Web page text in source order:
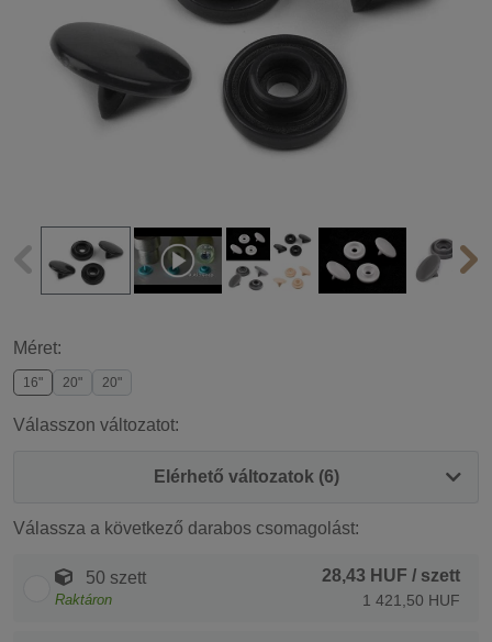
Méret:
16" 20" 20"
Válasszon változatot:
Elérhető változatok (6)
Válassza a következő darabos csomagolást:
50 szett
Raktáron
28,43 HUF / szett
1 421,50 HUF